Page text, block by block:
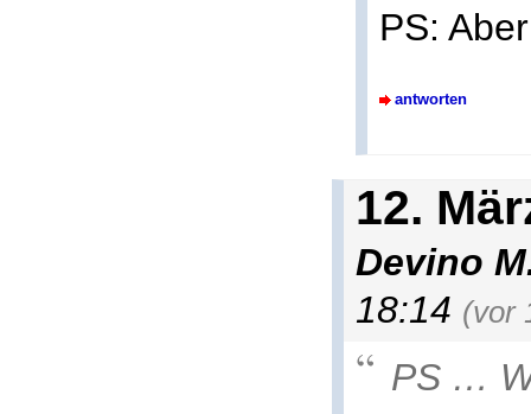
PS:
antworten
12.
Devino
18:14 (vor
PS …